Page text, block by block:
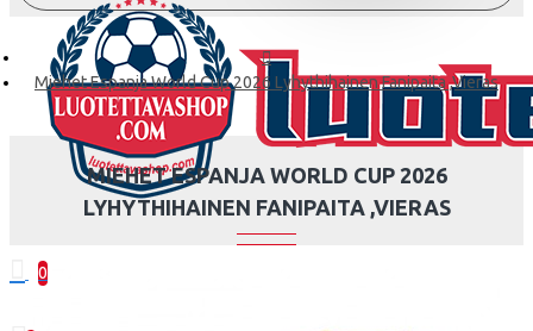
0
Miehet Espanja World Cup 2026 Lyhythihainen Fanipaita ,Vieras
MIEHET ESPANJA WORLD CUP 2026
LYHYTHIHAINEN FANIPAITA ,VIERAS